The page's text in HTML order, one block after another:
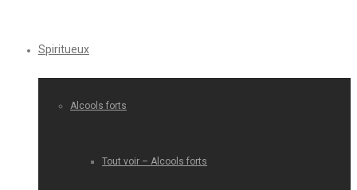
Spiritueux
Alcools forts
Tout voir – Alcools forts